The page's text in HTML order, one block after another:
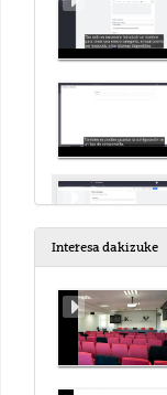
Interesa dakizuke